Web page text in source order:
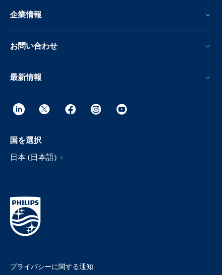
企業情報
お問い合わせ
最新情報
国を選択
日本 (日本語)
プライバシーに関する通知